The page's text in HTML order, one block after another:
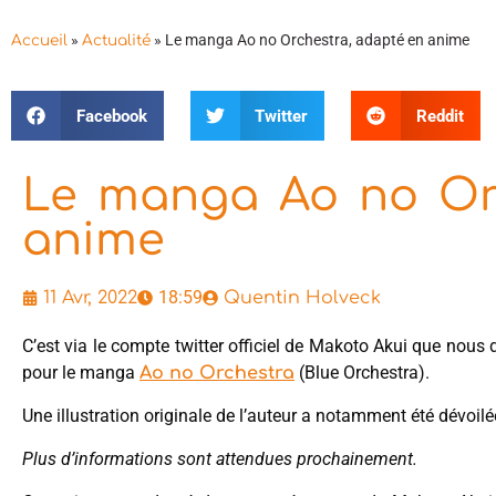
Accueil » Actualité » Le manga Ao no Orchestra, adapté en anime
Facebook Twitter Reddit
Le manga Ao no
anime
11 Avr, 2022 18:59 Quentin Holveck
C’est via le compte twitter officiel de Makoto Akui que nous
pour le manga Ao no Orchestra (Blue Orchestra).
Une illustration originale de l’auteur a notamment été
Plus d’informations sont attendues prochainement.